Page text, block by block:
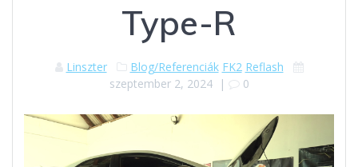
Type-R
Linszter Blog/Referenciák FK2 Reflash
szeptember 2, 2024| 0